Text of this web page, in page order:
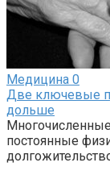
Медицина 0
Две ключевые
дольше
постоянные